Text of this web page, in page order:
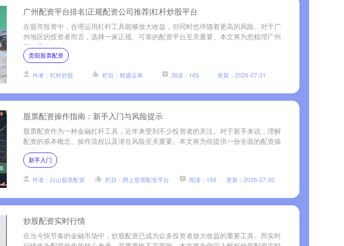
广州配资平台排名|正规配资公司推荐|杠杆炒股平台
在股市投资中，合理运用杠杆工具能够放大收益，但同时也伴随着更高的风险。对于广
州地区的投资者而言，选择一家正规、可靠的配资平台至关重要。本文将为您梳理广州
配资平台....
贵阳股票配资
作者：杠杆炒股 栏目：财盛证券 阅读：165 更新：2026-07-31
股票配资操作指南：新手入门与风险提示
股票配资作为一种金融杠杆工具，近年来受到不少投资者的关注。对于新手来说，理解
配资的基本概念、操作流程以及潜在风险至关重要。本文将为你提供一份全面的配资操
作指南，....
新手入门
作者：白山股票配资 栏目：网上股票配资平台 阅读：156 更新：2026-07-30
炒股配资实时行情
在当今快节奏的金融市场中，炒股配资已成为众多投资者放大收益的重要工具。而实时